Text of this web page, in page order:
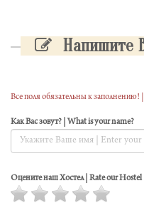
Напишите
Все поля обязательны к заполнению!
Как Вас зовут? | What is your name?
Оцените наш Хостел | Rate our Hostel